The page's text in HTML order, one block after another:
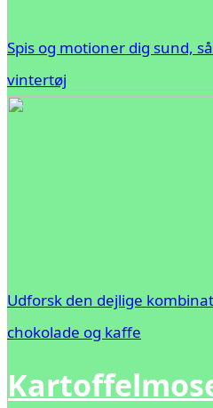
Spis og motioner dig sund,
vintertøj
Udforsk den dejlige
chokolade og kaffe